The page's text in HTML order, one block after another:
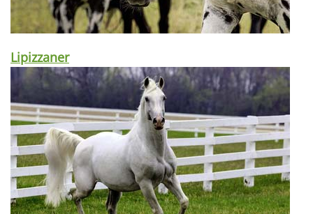
Lipizzaner